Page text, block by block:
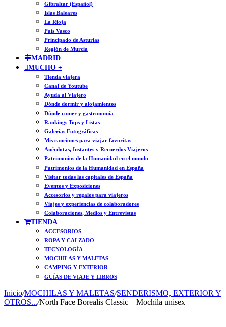
Gibraltar (Español)
Islas Baleares
La Rioja
País Vasco
Principado de Asturias
Región de Murcia
MADRID
MUCHO +
Tienda viajera
Canal de Youtube
Ayuda al Viajero
Dónde dormir y alojamientos
Dónde comer y gastronomía
Rankings Tops y Listas
Galerías Fotográficas
Mis canciones para viajar favoritas
Anécdotas, Instantes y Recuerdos Viajeros
Patrimonios de la Humanidad en el mundo
Patrimonios de la Humanidad en España
Visitar todas las capitales de España
Eventos y Exposiciones
Accesorios y regalos para viajeros
Viajes y experiencias de colaboradores
Colaboraciones, Medios y Entrevistas
TIENDA
ACCESORIOS
ROPA Y CALZADO
TECNOLOGÍA
MOCHILAS Y MALETAS
CAMPING Y EXTERIOR
GUÍAS DE VIAJE Y LIBROS
Inicio/MOCHILAS Y MALETAS/SENDERISMO, EXTERIOR Y
OTROS.../North Face Borealis Classic – Mochila unisex